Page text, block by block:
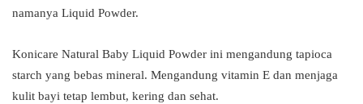
namanya Liquid Powder.
Konicare Natural Baby Liquid Powder ini mengandung tapioca
starch yang bebas mineral. Mengandung vitamin E dan menjaga
kulit bayi tetap lembut, kering dan sehat.